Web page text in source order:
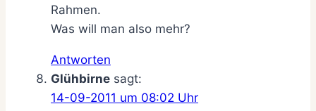
Rahmen.
Was will man also mehr?
Antworten
Glühbirne sagt:
14-09-2011 um 08:02 Uhr